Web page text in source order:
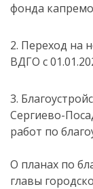
фонда
2. Переход на
ВДГО с
3.
Сергиево-
работ по
О планах по
главы